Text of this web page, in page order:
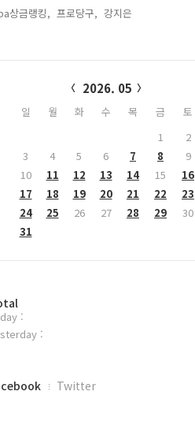
상금랭킹, 프로당구, 강지은,
2026. 05
일 월 화 수 목 금
토
1
2
3
4 5 6 7 8
9
10
11 12 13 14 15
16
17
18 19 20 21 22
23
24
25 26 27 28 29
30
31
:
:
Twitter